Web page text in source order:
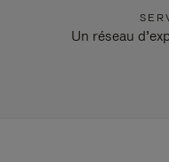
Un réseau